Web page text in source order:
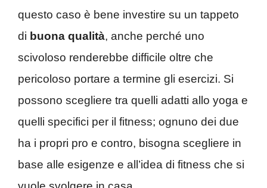
questo caso è bene investire su un tappeto
di buona qualità, anche perché uno
scivoloso renderebbe difficile oltre che
pericoloso portare a termine gli esercizi. Si
possono scegliere tra quelli adatti allo yoga e
quelli specifici per il fitness; ognuno dei due
ha i propri pro e contro, bisogna scegliere in
base alle esigenze e all’idea di fitness che si